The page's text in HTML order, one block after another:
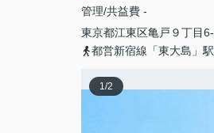
管理/共益費 -
東京都江東区亀戸 ９丁目
都営新宿線「東大島」
1/2